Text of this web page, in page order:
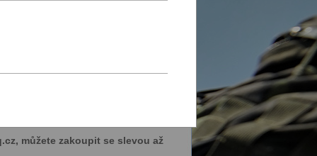
sebeobranu a další zboží.
můžete zakoupit se slevou až